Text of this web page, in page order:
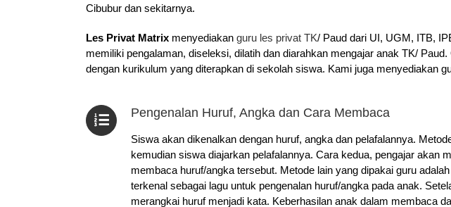
Cibubur dan sekitarnya.
Les Privat Matrix menyediakan guru les privat TK/ Paud dari UI, UGM, ITB,
memiliki pengalaman, diseleksi, dilatih dan diarahkan mengajar anak TK/
dengan kurikulum yang diterapkan di sekolah siswa. Kami juga menyediakan
Pengenalan Huruf, Angka dan Cara Membaca
Siswa akan dikenalkan dengan huruf, angka dan pelafalannya.
kemudian siswa diajarkan pelafalannya. Cara kedua, pengajar akan
membaca huruf/angka tersebut. Metode lain yang dipakai guru
terkenal sebagai lagu untuk pengenalan huruf/angka pada anak.
merangkai huruf menjadi kata. Keberhasilan anak dalam membaca